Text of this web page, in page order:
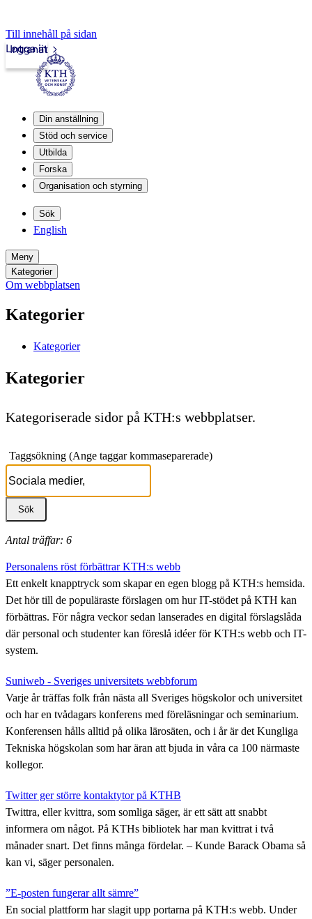
Till innehåll på sidan
Intranät
Logga in
Din anställning
Stöd och service
Utbilda
Forska
Organisation och styrning
Sök
English
Meny
Kategorier
Om webbplatsen
Kategorier
Kategorier
Kategorier
Kategoriserade sidor på KTH:s webbplatser.
Taggsökning (Ange taggar kommaseparerade)
Antal träffar: 6
Personalens röst förbättrar KTH:s webb
Ett enkelt knapptryck som skapar en egen blogg på KTH:s hemsida.
Det hör till de populäraste förslagen om hur IT-stödet på KTH kan
förbättras. För några veckor sedan lanserades en digital förslagslåda
där personal och studenter kan föreslå idéer för KTH:s webb och IT-
system.
Suniweb - Sveriges universitets webbforum
Varje år träffas folk från nästa all Sveriges högskolor och universitet
och har en tvådagars konferens med föreläsningar och seminarium.
Konferensen hålls alltid på olika lärosäten, och i år är det Kungliga
Tekniska högskolan som har äran att bjuda in våra ca 100 närmaste
kollegor.
Twitter ger större kontaktytor på KTHB
Twittra, eller kvittra, som somliga säger, är ett sätt att snabbt
informera om något. På KTHs bibliotek har man kvittrat i två
månader snart. Det finns många fördelar. – Kunde Barack Obama så
kan vi, säger personalen.
”E-posten fungerar allt sämre”
En social plattform har slagit upp portarna på KTH:s webb. Under